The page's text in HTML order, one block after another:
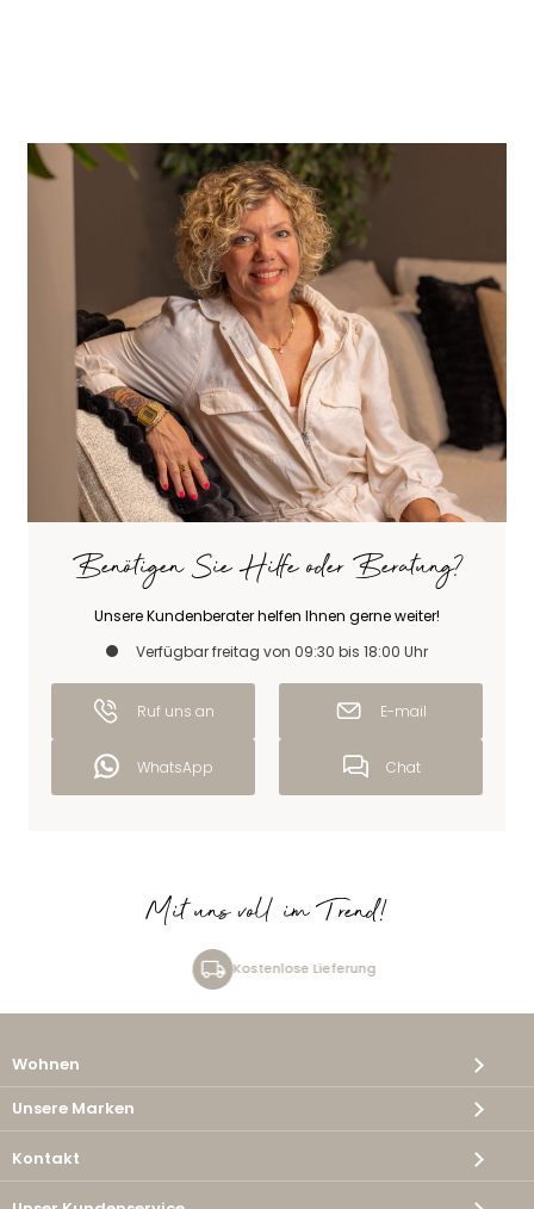
Benötigen Sie Hilfe oder Beratung?
Unsere Kundenberater helfen Ihnen gerne weiter!
Verfügbar freitag von 09:30 bis 18:00 Uhr
Ruf uns an E-mail
WhatsApp Chat
Mit uns voll im Trend!
Kostenlose Lieferung
Wohnen
Unsere Marken
Kontakt